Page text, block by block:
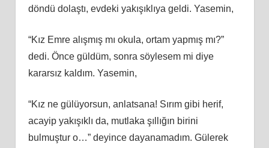
döndü dolaştı, evdeki yakışıklıya geldi. Yasemin,
“Kız Emre alışmış mı okula, ortam yapmış mı?”
dedi. Önce güldüm, sonra söylesem mi diye
kararsız kaldım. Yasemin,
“Kız ne gülüyorsun, anlatsana! Sırım gibi herif,
acayip yakışıklı da, mutlaka şıllığın birini
bulmuştur o…” deyince dayanamadım. Gülerek